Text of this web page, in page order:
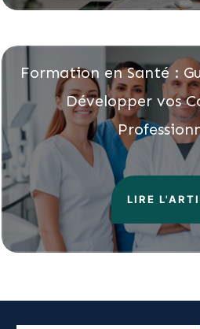
Formation en Santé :
Développer vos
LIRE